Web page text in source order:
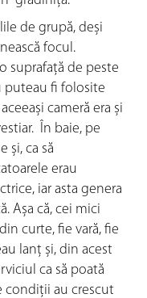
de grupă, deși
focul.
suprafaţă de peste
puteau fi folosite
cameră era și
În baie, pe
și, ca să
erau
iar asta genera
Așa că, cei mici
curte, fie vară, fie
lanț și, din acest
ca să poată
condiții au crescut